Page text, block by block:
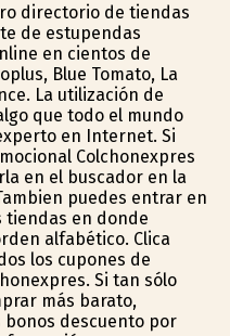
directorio de tiendas
de estupendas
en cientos de
Blue Tomato, La
La utilización de
que todo el mundo
en Internet. Si
Colchonexpres
en el buscador en la
puedes entrar en
tiendas en donde
alfabético. Clica
los cupones de
Si tan sólo
más barato,
descuento por